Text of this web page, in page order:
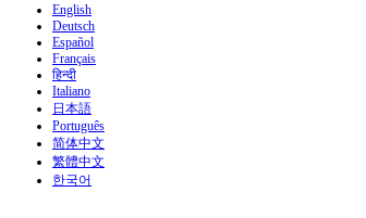
English
Deutsch
Español
Français
हिन्दी
Italiano
日本語
Português
简体中文
繁體中文
한국어